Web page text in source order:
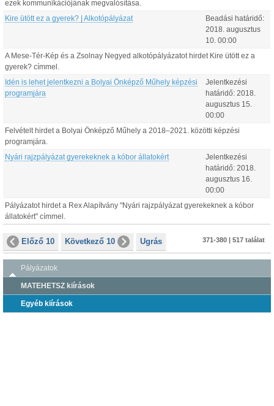
ezek kommunikációjának megvalósítása.
Kire ütött ez a gyerek? | Alkotópályázat
Beadási határidő:
2018. augusztus
10 00:00
A Mese-Tér-Kép és a Zsolnay Negyed alkotópályázatot hirdet Kire ütött ez a
gyerek? címmel.
Idén is lehet jelentkezni a Bolyai Önképző Műhely képzési
programjára
Jelentkezési
határidő: 2018.
augusztus 15
00:00
Felvételt hirdet a Bolyai Önképző Műhely a 2018–2021. közötti képzési
programjára.
Nyári rajzpályázat gyerekeknek a kóbor állatokért
Jelentkezési
határidő: 2018.
augusztus 16
00:00
Pályázatot hirdet a Rex Alapítvány "Nyári rajzpályázat gyerekeknek a kóbor
állatokért" címmel.
Előző 10 Következő 10 Ugrás 371-380 | 517 találat
Pályázatok
MATEHETSZ kiírások
Egyéb kiírások